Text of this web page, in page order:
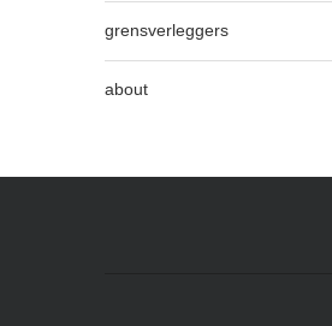
grensverleggers
about